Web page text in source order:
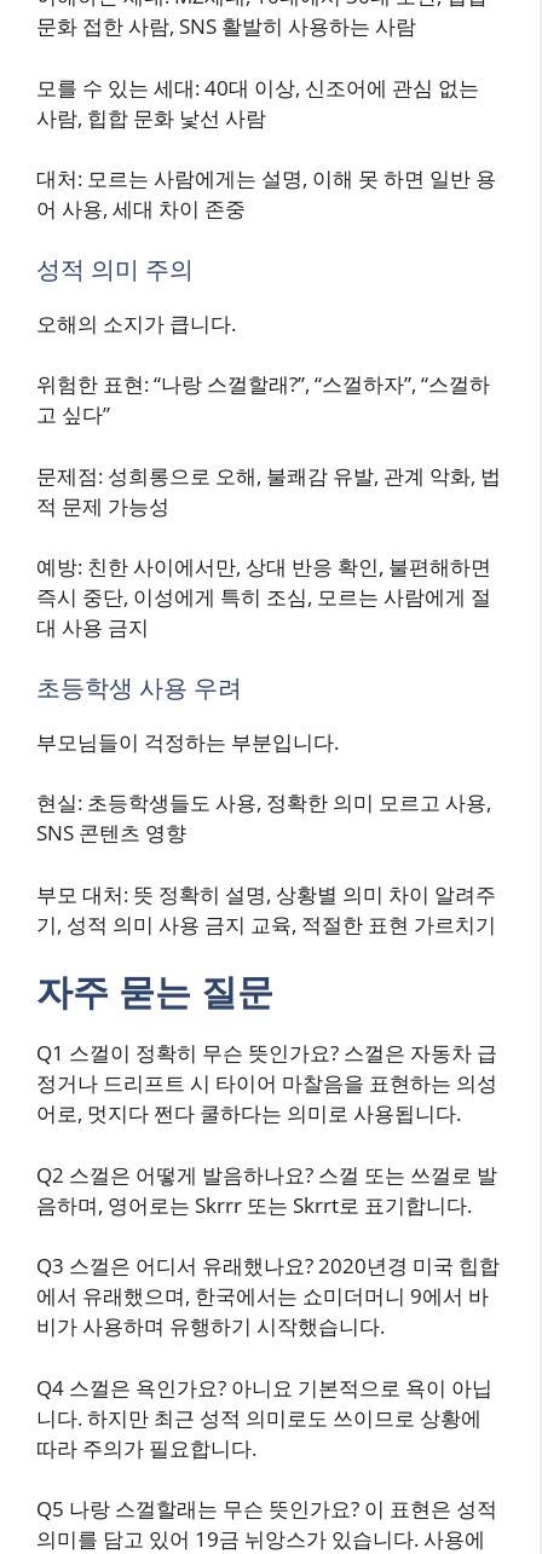
문화 접한 사람, SNS 활발히 사용하는 사람
모를 수 있는 세대: 40대 이상, 신조어에 관심 없는
사람, 힙합 문화 낯선 사람
대처: 모르는 사람에게는 설명, 이해 못 하면 일반 용
어 사용, 세대 차이 존중
성적 의미 주의
오해의 소지가 큽니다.
위험한 표현: “나랑 스껄할래?”, “스껄하자”, “스껄하
고 싶다”
문제점: 성희롱으로 오해, 불쾌감 유발, 관계 악화, 법
적 문제 가능성
예방: 친한 사이에서만, 상대 반응 확인, 불편해하면
즉시 중단, 이성에게 특히 조심, 모르는 사람에게 절
대 사용 금지
초등학생 사용 우려
부모님들이 걱정하는 부분입니다.
현실: 초등학생들도 사용, 정확한 의미 모르고 사용,
SNS 콘텐츠 영향
부모 대처: 뜻 정확히 설명, 상황별 의미 차이 알려주
기, 성적 의미 사용 금지 교육, 적절한 표현 가르치기
자주 묻는 질문
Q1 스껄이 정확히 무슨 뜻인가요? 스껄은 자동차 급
정거나 드리프트 시 타이어 마찰음을 표현하는 의성
어로, 멋지다 쩐다 쿨하다는 의미로 사용됩니다.
Q2 스껄은 어떻게 발음하나요? 스껄 또는 쓰껄로 발
음하며, 영어로는 Skrrr 또는 Skrrt로 표기합니다.
Q3 스껄은 어디서 유래했나요? 2020년경 미국 힙합
에서 유래했으며, 한국에서는 쇼미더머니 9에서 바
비가 사용하며 유행하기 시작했습니다.
Q4 스껄은 욕인가요? 아니요 기본적으로 욕이 아닙
니다. 하지만 최근 성적 의미로도 쓰이므로 상황에
따라 주의가 필요합니다.
Q5 나랑 스껄할래는 무슨 뜻인가요? 이 표현은 성적
의미를 담고 있어 19금 뉘앙스가 있습니다. 사용에